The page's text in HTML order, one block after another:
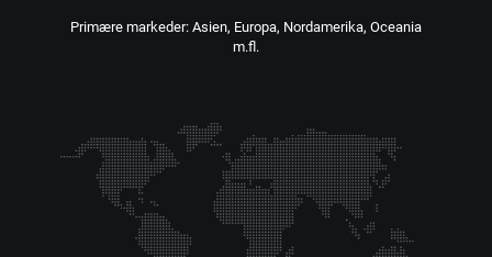
Primære markeder: Asien, Europa, Nordamerika, Oceania
m.fl.